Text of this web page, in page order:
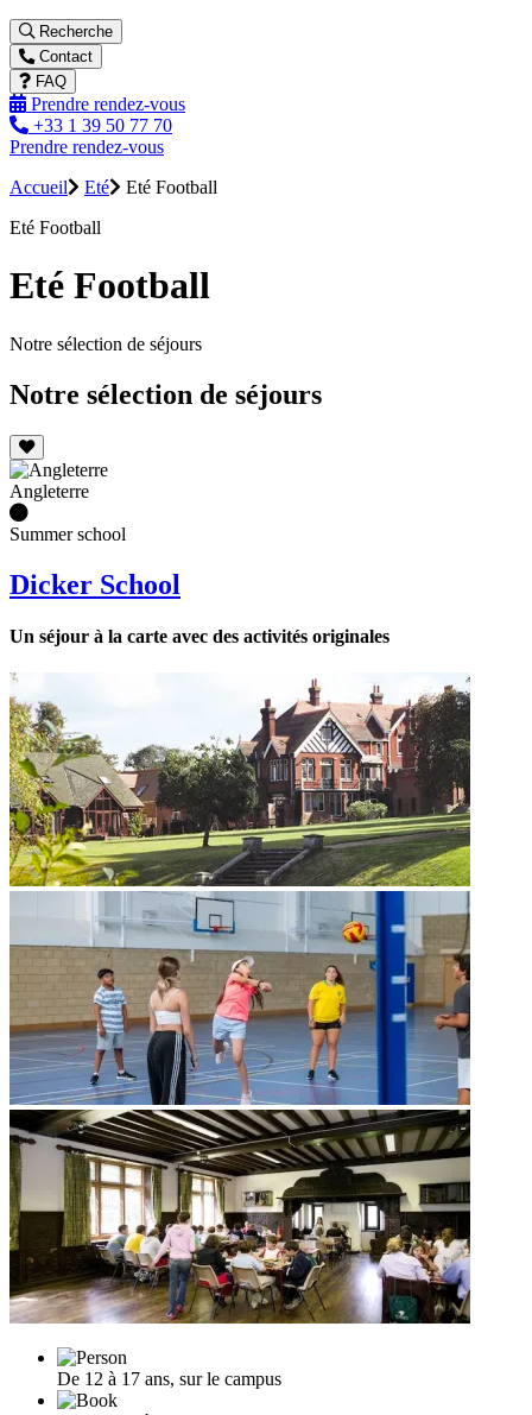
Recherche
Contact
FAQ
Prendre rendez-vous
+33 1 39 50 77 70
Prendre rendez-vous
Accueil
Eté
Eté Football
Eté Football
Eté Football
Notre sélection de séjours
Notre sélection de séjours
Angleterre
Summer school
Dicker School
Un séjour à la carte avec des activités originales
De 12 à 17 ans, sur le campus